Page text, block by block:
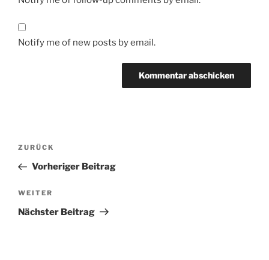
Notify me of new posts by email.
Beitragsnavigation
Vorheriger
Beitrag
ZURÜCK
Vorheriger Beitrag
Nächster
Beitrag
WEITER
Nächster Beitrag